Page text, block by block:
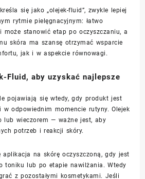
się jako „olejek-fluid”, zwykle lepiej
rytmie pielęgnacyjnym: łatwo
może stanowić etap po oczyszczaniu, a
skóra ma szansę otrzymać wsparcie
jak i w aspekcie równowagi.
Fluid, aby uzyskać najlepsze
pojawiają się wtedy, gdy produkt jest
w odpowiednim momencie rutyny. Olejek
lub wieczorem — ważne jest, aby
potrzeb i reakcji skóry.
aplikacja na skórę oczyszczoną, gdy jest
toniku lub po etapie nawilżania. Wtedy
z pozostałymi kosmetykami. Jeśli